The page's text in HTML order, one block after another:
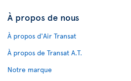
À propos de nous
À propos d'Air Transat
À propos de Transat A.T.
Notre marque